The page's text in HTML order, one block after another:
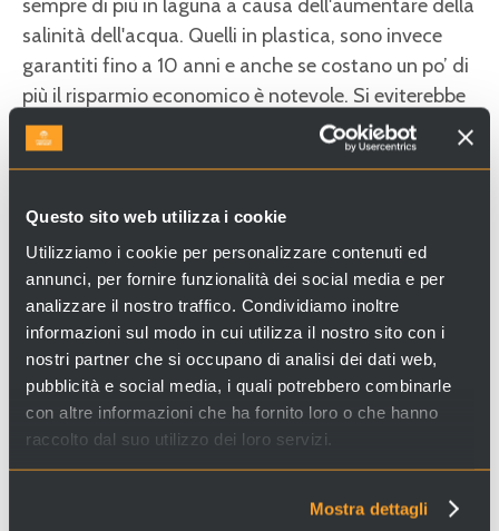
Questo sito web utilizza i cookie
Utilizziamo i cookie per personalizzare contenuti ed
annunci, per fornire funzionalità dei social media e per
analizzare il nostro traffico. Condividiamo inoltre
informazioni sul modo in cui utilizza il nostro sito con i
nostri partner che si occupano di analisi dei dati web,
pubblicità e social media, i quali potrebbero combinarle
con altre informazioni che ha fornito loro o che hanno
raccolto dal suo utilizzo dei loro servizi.
Mostra dettagli
sempre di più in laguna a causa dell'aumentare della
salinità dell'acqua. Quelli in plastica, sono invece
garantiti fino a 10 anni e anche se costano un po’ di
più il risparmio economico è notevole. Si eviterebbe
inoltre l’abbattimento di migliaia e migliaia di alberi
ogni anno, rimossi dalla terra e piantati in laguna
anni. A favore va anche il fatto che queste nuove
paline siano fatte in tutto e per tutto simili alle altre,
difficilmente distinguibili da lontano, non cambiano
l’immagine della città.
Mentre si iniziano ad intravedere le prime paline di
plastica lungo i canali, il dibattito resta ancora
acceso; certo è che cambiare un simbolo immutato
da sempre non è cosa semplice, soprattutto in una
città dove la tradizione vale spesso più